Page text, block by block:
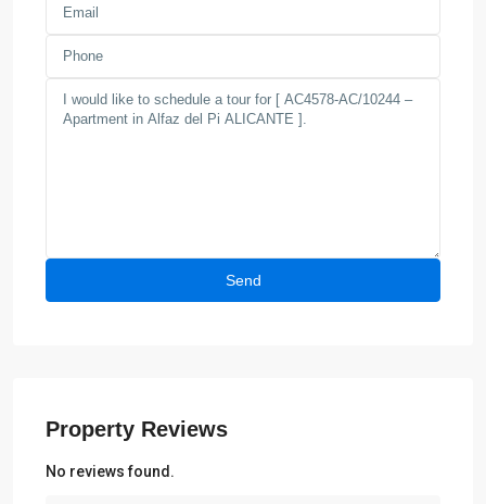
Property Reviews
No reviews found.